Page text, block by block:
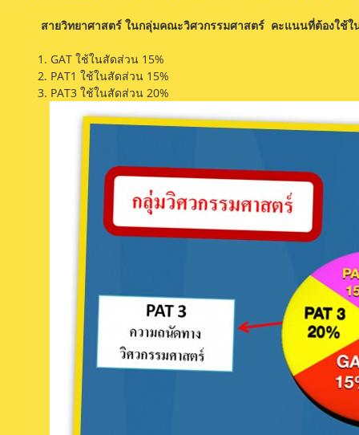
สายวิทยาศาสตร์ ในกลุ่มคณะวิศวกรรมศาสตร์ คะแนนที่ต้องใช้
1. GAT ใช้ในสัดส่วน 15%
2. PAT1 ใช้ในสัดส่วน 15%
3. PAT3 ใช้ในสัดส่วน 20%